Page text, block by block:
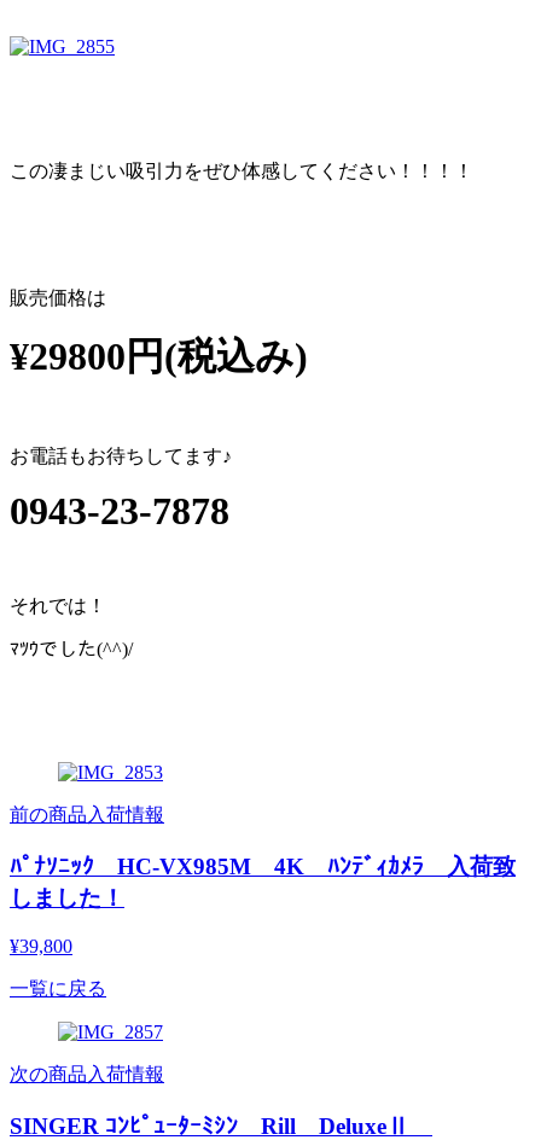
この凄まじい吸引力をぜひ体感してください！！！！
販売価格は
¥29800円(税込み)
お電話もお待ちしてます♪
0943-23-7878
それでは！
ﾏﾂｳでした(^^)/
前の商品入荷情報
ﾊﾟﾅｿﾆｯｸ HC-VX985M 4K ﾊﾝﾃﾞｨｶﾒﾗ 入荷致
しました！
¥39,800
一覧に戻る
次の商品入荷情報
SINGER ｺﾝﾋﾟｭｰﾀｰﾐｼﾝ Rill DeluxeⅡ